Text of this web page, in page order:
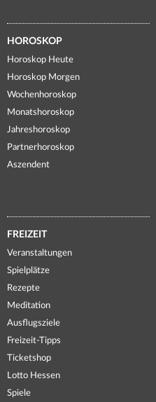
HOROSKOP
Horoskop Heute
Horoskop Morgen
Wochenhoroskop
Monatshoroskop
Jahreshoroskop
Partnerhoroskop
Aszendent
FREIZEIT
Veranstaltungen
Spielplätze
Rezepte
Meditation
Ausflugsziele
Freizeit-Tipps
Ticketshop
Lotto Hessen
Spiele